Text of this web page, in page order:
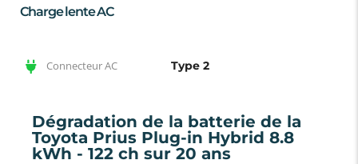
Charge lente AC
Connecteur AC Type 2
Dégradation de la batterie de la
Toyota Prius Plug-in Hybrid 8.8
kWh - 122 ch sur 20 ans